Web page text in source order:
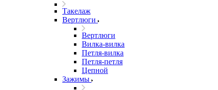
Такелаж
Вертлюги
Вертлюги
Вилка-вилка
Петля-вилка
Петля-петля
Цепной
Зажимы